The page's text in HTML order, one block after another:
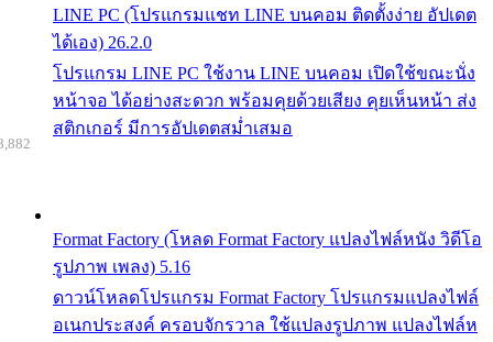
LINE PC (โปรแกรมแชท LINE บนคอม ติดตั้งง่าย อัปเดต
ได้เอง) 26.2.0
โปรแกรม LINE PC ใช้งาน LINE บนคอม เปิดใช้ขณะนั่ง
หน้าจอ ได้อย่างสะดวก พร้อมคุยด้วยเสียง คุยเห็นหน้า ส่ง
สติกเกอร์ มีการอัปเดตสม่ำเสมอ
Format Factory (โหลด Format Factory แปลงไฟล์หนัง วิดีโอ
รูปภาพ เพลง) 5.16
ดาวน์โหลดโปรแกรม Format Factory โปรแกรมแปลงไฟล์
อเนกประสงค์ ครอบจักรวาล ใช้แปลงรูปภาพ แปลงไฟล์ห